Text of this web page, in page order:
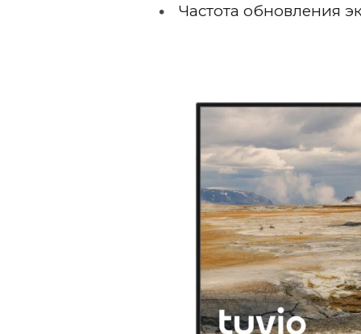
Частота обновления